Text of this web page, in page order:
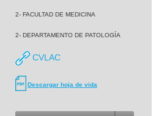
2- FACULTAD DE MEDICINA
2- DEPARTAMENTO DE PATOLOGÍA
CVLAC
Descargar hoja de vida